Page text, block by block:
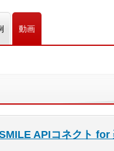
動画
APIコネクト for